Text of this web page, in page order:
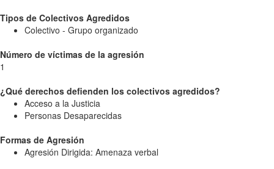
Tipos de Colectivos Agredidos
Colectivo - Grupo organizado
Número de víctimas de la agresión
1
¿Qué derechos defienden los colectivos agredidos?
Acceso a la Justicia
Personas Desaparecidas
Formas de Agresión
Agresión Dirigida: Amenaza verbal